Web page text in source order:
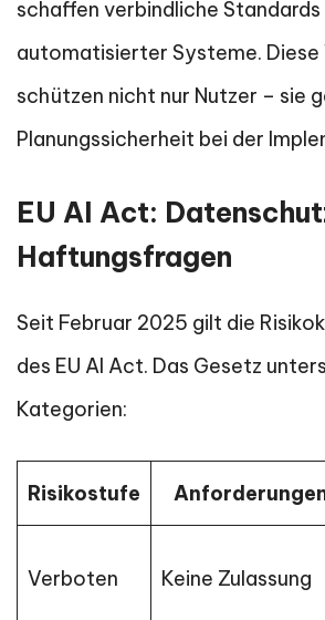
schaffen verbindliche
automatisierter Systeme. Diese
schützen nicht nur Nutzer – sie
Planungssicherheit bei der
EU AI Act:
Haftungsfragen
Seit Februar 2025 gilt die
des EU AI Act. Das Gesetz
Kategorien:
Risikostufe
Verboten Keine Zulassung